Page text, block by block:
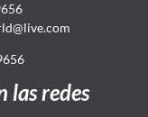
@live.com
las redes